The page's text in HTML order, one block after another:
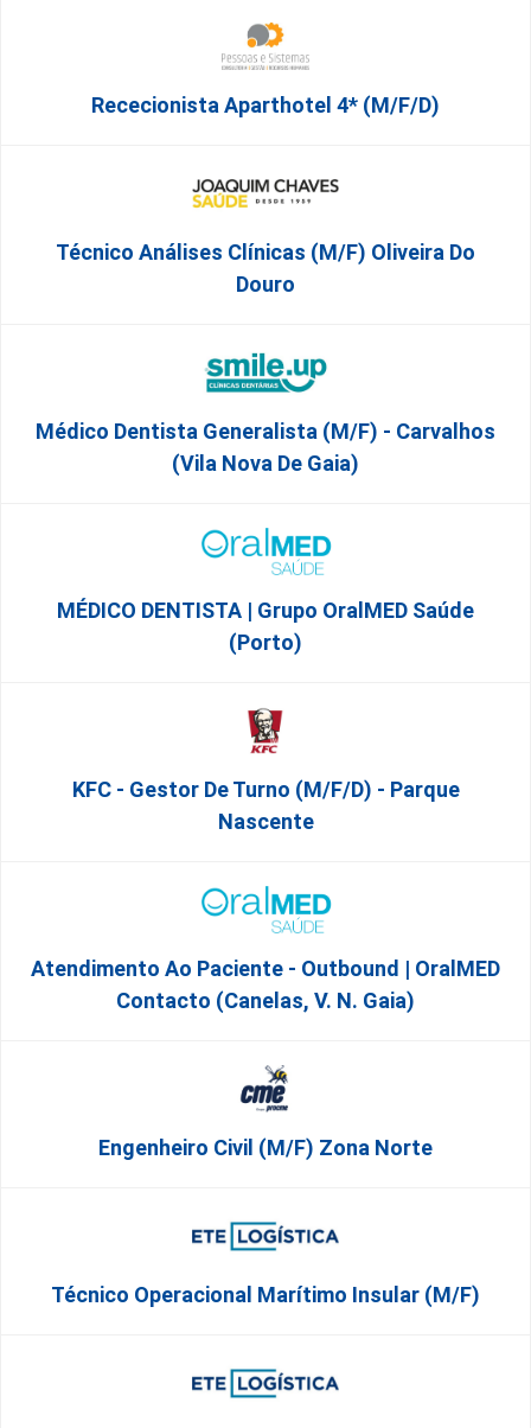
Rececionista Aparthotel 4* (m/f/d)
Técnico Análises Clínicas (M/F) Oliveira Do
Douro
Médico Dentista Generalista (M/F) - Carvalhos
(Vila Nova De Gaia)
MÉDICO DENTISTA | Grupo OralMED Saúde
(Porto)
KFC - Gestor De Turno (m/f/d) - Parque
Nascente
Atendimento Ao Paciente - Outbound | OralMED
Contacto (Canelas, V. N. Gaia)
Engenheiro Civil (m/f) Zona Norte
Técnico Operacional Marítimo Insular (m/f)